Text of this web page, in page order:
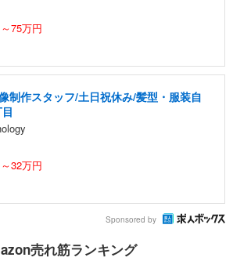
75万円
制作スタッフ/土日祝休み/髪型・服装自
32万円
Sponsored by
売れ筋ランキング